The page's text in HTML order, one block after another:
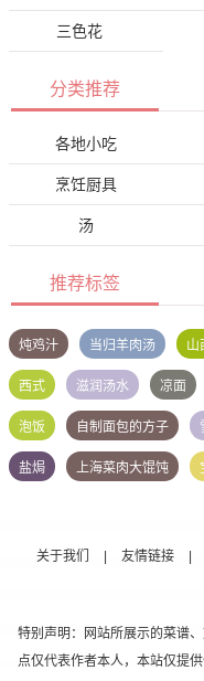
三色花
分类推荐
各地小吃
烹饪厨具
汤
推荐标签
炖鸡汁 当归羊肉汤 山
西式 滋润汤水 凉面
泡饭 自制面包的方子
盐焗 上海菜肉大馄饨
关于我们 | 友情链接 |
特别声明：网站所展示的菜谱
点仅代表作者本人，本站仅提